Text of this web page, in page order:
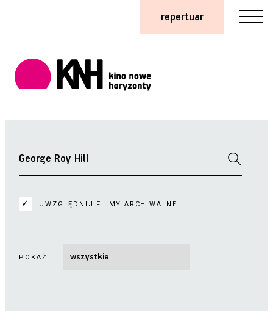
repertuar
UWZGLĘDNIJ FILMY ARCHIWALNE
POKAŻ